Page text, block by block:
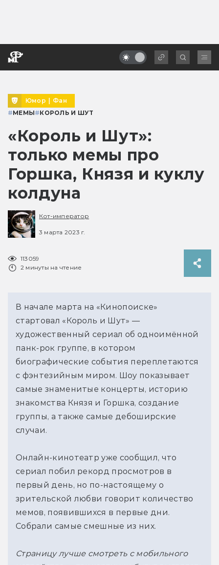
Юмор | Фан
#МЕМЫ#КОРОЛЬ И ШУТ
«Король и Шут»:
только мемы про
Горшка, Князя и куклу
колдуна
Кот-император
3 марта 2023 г.
113059
2 минуты на чтение
В начале марта на «Кинопоиске»
стартовал «Король и Шут» —
художественный сериал об одноимённой
панк-рок группе, в котором
биографические события переплетаются
с фэнтезийным миром. Шоу показывает
самые знаменитые концерты, историю
знакомства Князя и Горшка, создание
группы, а также самые дебоширские
случаи.
Онлайн-кинотеатр уже сообщил, что
сериал побил рекорд просмотров в
первый день, но по-настоящему о
зрительской любви говорит количество
мемов, появившихся в первые дни.
Собрали самые смешные из них.
Страницу лучше смотреть с мобильного